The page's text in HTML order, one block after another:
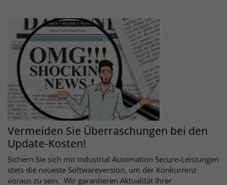
Vermeiden Sie Überraschungen bei den
Update-Kosten!
Sichern Sie sich mit Industrial Automation Secure-Leistungen
stets die neueste Softwareversion, um der Konkurrenz
voraus zu sein. Wir garantieren Aktualität Ihrer